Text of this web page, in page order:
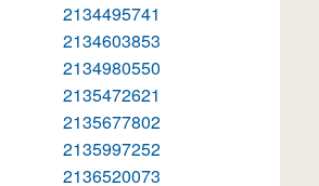
2134495741
2134603853
2134980550
2135472621
2135677802
2135997252
2136520073